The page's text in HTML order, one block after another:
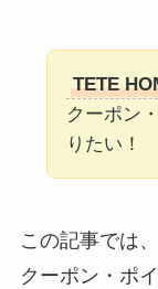
TETE
クーポン
りたい！
この記事では、
クーポン・ポ